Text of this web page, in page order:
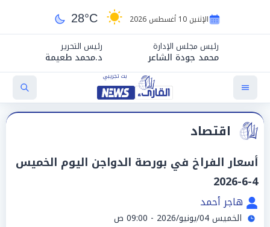
الإثنين 10 أغسطس 2026 28°C
رئيس مجلس الإدارة
محمد جودة الشاعر
رئيس التحرير
د.محمد طعيمة
اقتصاد
أسعار الفراخ في بورصة الدواجن اليوم الخميس
4-6-2026
هاجر أحمد
الخميس 04/يونيو/2026 - 09:00 ص